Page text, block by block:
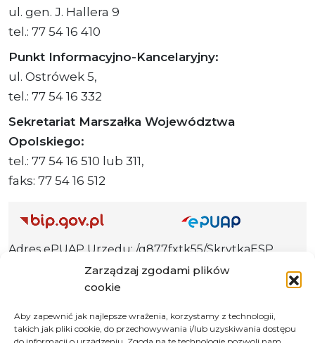
Zarządzaj zgodami plików
cookie
Aby zapewnić jak najlepsze wrażenia, korzystamy z technologii,
takich jak pliki cookie, do przechowywania i/lub uzyskiwania dostępu
ul. gen. J. Hallera 9
tel.: 77 54 16 410
Punkt Informacyjno-Kancelaryjny:
ul. Ostrówek 5,
tel.: 77 54 16 332
Sekretariat Marszałka Województwa
Opolskiego:
tel.: 77 54 16 510 lub 311,
faks: 77 54 16 512
Adres ePUAP Urzędu: /q877fxtk55/SkrytkaESP
Adres do e-Doręczeń
Urzędu: AE:PL-66703-73759-IGTUV-14